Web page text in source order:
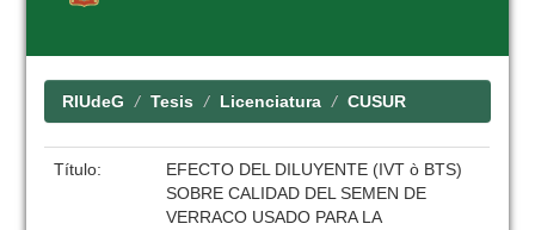
RIUdeG Tesis Licenciatura CUSUR
Título:
EFECTO DEL DILUYENTE (IVT ò BTS)
SOBRE CALIDAD DEL SEMEN DE
VERRACO USADO PARA LA